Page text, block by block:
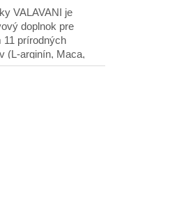
VALAVANI je
doplnok pre
11 prírodných
(L-arginín, Maca,
biloba, Saw